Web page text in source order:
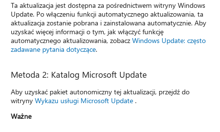
Ta aktualizacja jest dostępna za pośrednictwem witryny Windows
Update. Po włączeniu funkcji automatycznego aktualizowania, ta
aktualizacja zostanie pobrana i zainstalowana automatycznie. Aby
uzyskać więcej informacji o tym, jak włączyć funkcję
automatycznego aktualizowania, zobaczWindows Update: często
zadawane pytania dotyczące.
Metoda 2: Katalog Microsoft Update
Aby uzyskać pakiet autonomiczny tej aktualizacji, przejdź do
witrynyWykazu usługi Microsoft Update .
Ważne